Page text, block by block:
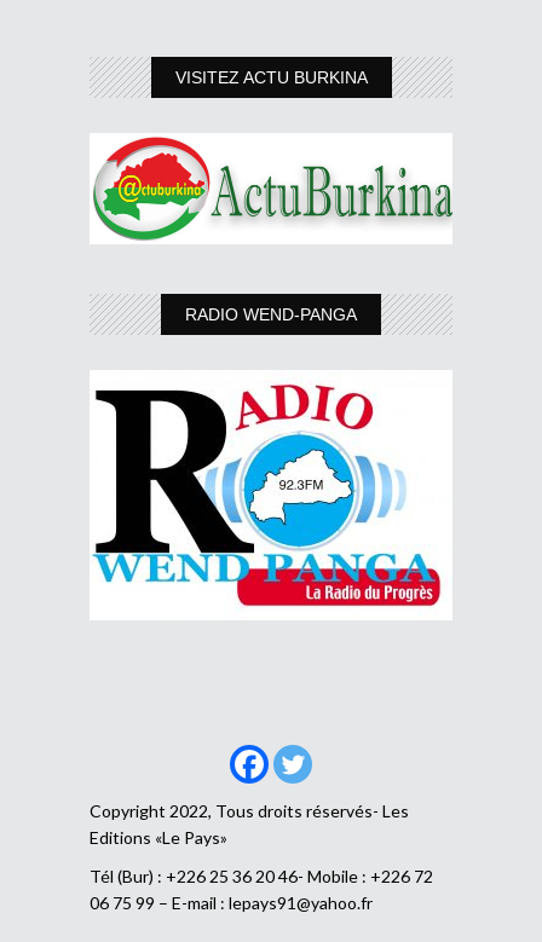
VISITEZ ACTU BURKINA
RADIO WEND-PANGA
Copyright 2022, Tous droits réservés- Les
Editions «Le Pays»
Tél (Bur) : +226 25 36 20 46- Mobile : +226 72
06 75 99 – E-mail : lepays91@yahoo.fr